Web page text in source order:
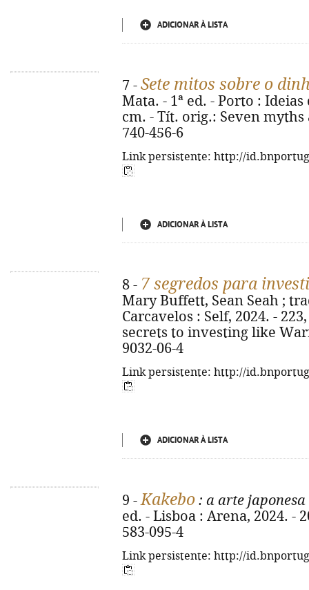
ADICIONAR À LISTA
7 - Sete mitos sobre o
Mata. - 1ª ed. - Porto :
cm. - Tít. orig.: Seven myths
740-456-6
Link persistente: http://
ADICIONAR À LISTA
8 - 7 segredos para
Mary Buffett, Sean Seah ;
Carcavelos : Self, 2024. -
secrets to investing like
9032-06-4
Link persistente: http://
ADICIONAR À LISTA
9 -Kakebo : a arte
ed. - Lisboa : Arena, 2024. -
583-095-4
Link persistente: http://